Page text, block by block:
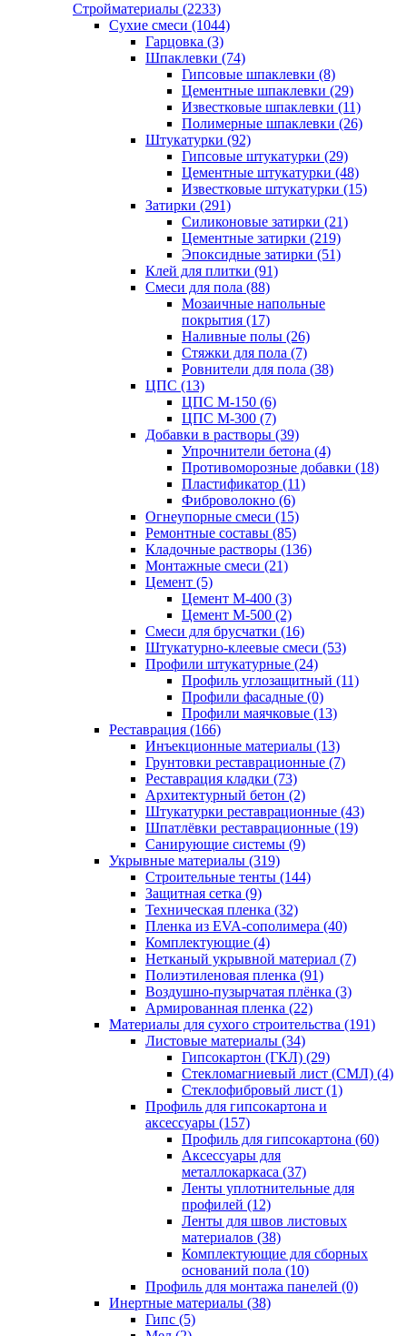
Стройматериалы (2233)
Сухие смеси (1044)
Гарцовка (3)
Шпаклевки (74)
Гипсовые шпаклевки (8)
Цементные шпаклевки (29)
Известковые шпаклевки (11)
Полимерные шпаклевки (26)
Штукатурки (92)
Гипсовые штукатурки (29)
Цементные штукатурки (48)
Известковые штукатурки (15)
Затирки (291)
Силиконовые затирки (21)
Цементные затирки (219)
Эпоксидные затирки (51)
Клей для плитки (91)
Смеси для пола (88)
Мозаичные напольные
покрытия (17)
Наливные полы (26)
Стяжки для пола (7)
Ровнители для пола (38)
ЦПС (13)
ЦПС М-150 (6)
ЦПС М-300 (7)
Добавки в растворы (39)
Упрочнители бетона (4)
Противоморозные добавки (18)
Пластификатор (11)
Фиброволокно (6)
Огнеупорные смеси (15)
Ремонтные составы (85)
Кладочные растворы (136)
Монтажные смеси (21)
Цемент (5)
Цемент М-400 (3)
Цемент М-500 (2)
Смеси для брусчатки (16)
Штукатурно-клеевые смеси (53)
Профили штукатурные (24)
Профиль углозащитный (11)
Профили фасадные (0)
Профили маячковые (13)
Реставрация (166)
Инъекционные материалы (13)
Грунтовки реставрационные (7)
Реставрация кладки (73)
Архитектурный бетон (2)
Штукатурки реставрационные (43)
Шпатлёвки реставрационные (19)
Санирующие системы (9)
Укрывные материалы (319)
Строительные тенты (144)
Защитная сетка (9)
Техническая пленка (32)
Пленка из EVA-сополимера (40)
Комплектующие (4)
Нетканый укрывной материал (7)
Полиэтиленовая пленка (91)
Воздушно-пузырчатая плёнка (3)
Армированная пленка (22)
Материалы для сухого строительства (191)
Листовые материалы (34)
Гипсокартон (ГКЛ) (29)
Стекломагниевый лист (СМЛ) (4)
Cтеклофибровый лист (1)
Профиль для гипсокартона и
аксессуары (157)
Профиль для гипсокартона (60)
Аксессуары для
металлокаркаса (37)
Ленты уплотнительные для
профилей (12)
Ленты для швов листовых
материалов (38)
Комплектующие для сборных
оснований пола (10)
Профиль для монтажа панелей (0)
Инертные материалы (38)
Гипс (5)